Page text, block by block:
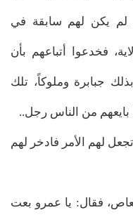
لم يكن لهم سابقة في
فخدعوا أتباعهم بأن
جبابرة وملوكاً، تلك
بايعهم من الناس رجل..
لهم الأمر فادخر لهم
فقال: يا عمرو بعت